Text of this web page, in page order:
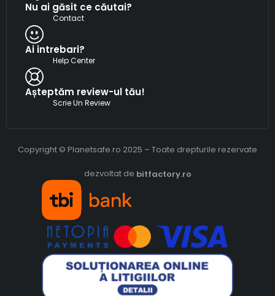
Nu ai găsit ce căutai?
Contact
Ai intrebari?
Help Center
Așteptăm review-ul tău!
Scrie Un Review
Copyright © Planetsafe.ro 2025 – Toate drepturile rezervate
dezvoltat de bitfactory.ro